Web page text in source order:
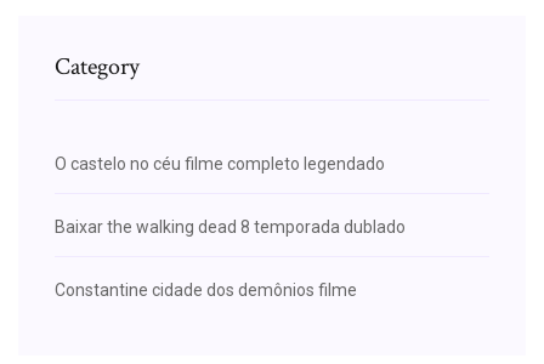
Category
O castelo no céu filme completo legendado
Baixar the walking dead 8 temporada dublado
Constantine cidade dos demônios filme